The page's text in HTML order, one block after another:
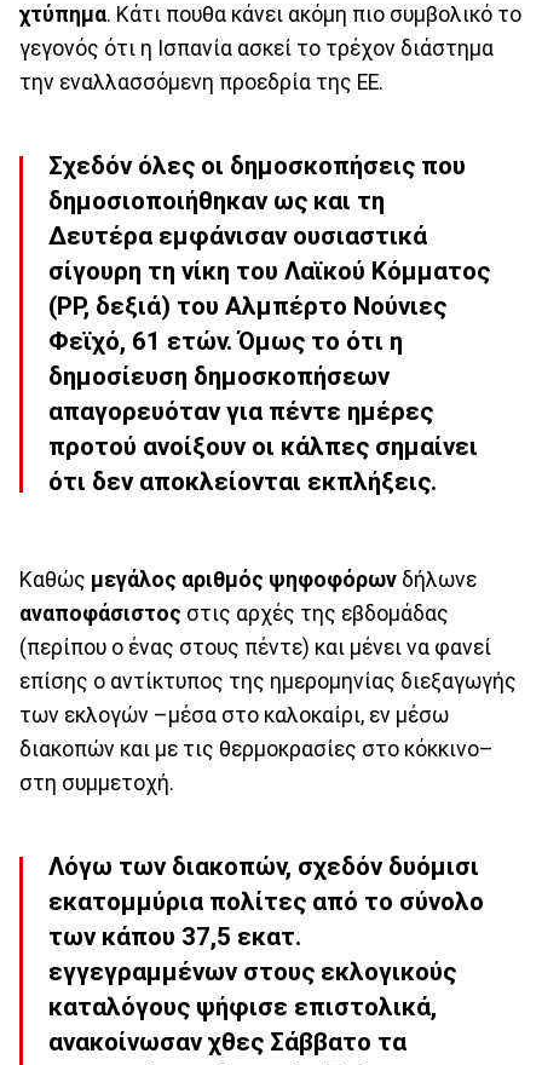
χτύπημα. Κάτι πουθα κάνει ακόμη πιο συμβολικό το
γεγονός ότι η Ισπανία ασκεί το τρέχον διάστημα
την εναλλασσόμενη προεδρία της ΕΕ.
Σχεδόν όλες οι δημοσκοπήσεις που
δημοσιοποιήθηκαν ως και τη
Δευτέρα εμφάνισαν ουσιαστικά
σίγουρη τη νίκη του Λαϊκού Κόμματος
(PP, δεξιά) του Αλμπέρτο Νούνιες
Φεϊχό, 61 ετών. Όμως το ότι η
δημοσίευση δημοσκοπήσεων
απαγορευόταν για πέντε ημέρες
προτού ανοίξουν οι κάλπες σημαίνει
ότι δεν αποκλείονται εκπλήξεις.
Καθώς μεγάλος αριθμός ψηφοφόρων δήλωνε
αναποφάσιστος στις αρχές της εβδομάδας
(περίπου ο ένας στους πέντε) και μένει να φανεί
επίσης ο αντίκτυπος της ημερομηνίας διεξαγωγής
των εκλογών –μέσα στο καλοκαίρι, εν μέσω
διακοπών και με τις θερμοκρασίες στο κόκκινο–
στη συμμετοχή.
Λόγω των διακοπών, σχεδόν δυόμισι
εκατομμύρια πολίτες από το σύνολο
των κάπου 37,5 εκατ.
εγγεγραμμένων στους εκλογικούς
καταλόγους ψήφισε επιστολικά,
ανακοίνωσαν χθες Σάββατο τα